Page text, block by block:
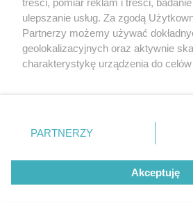
treści, pomiar reklam i treści,
ulepszanie usług. Za zgodą
Partnerzy możemy używać
geolokalizacyjnych oraz aktywnie
charakterystykę urządzenia do
zmienić/wycofać klikając przycisk
znajdujący się w lewym dolnym rogu
rodzaje przetwarzania danych nie
użytkownika, ale masz prawo
przetwarzaniu. Preferencje będą
PARTNERZY
Akceptuję